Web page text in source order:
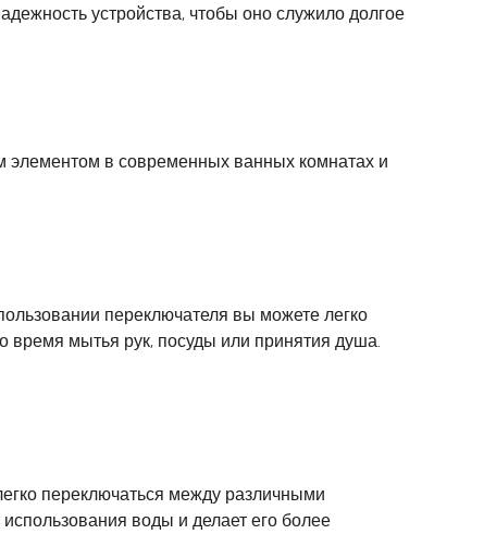
устройства, чтобы оно служило долгое
элементом в современных ванных комнатах и
переключателя вы можете легко
время мытья рук, посуды или принятия душа.
переключаться между различными
воды и делает его более